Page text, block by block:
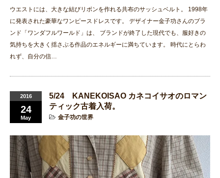
ウエストには、大きな結びリボンを作れる共布のサッシュベルト。 1998年
に発表された豪華なワンピースドレスです。 デザイナー金子功さんのブラ
ンド「ワンダフルワールド」は、 ブランドが終了した現代でも、服好きの
気持ちを大きく揺さぶる作品のエネルギーに満ちています。 時代にとらわ
れず、自分の信…
2016
24
May
5/24 KANEKOISAO カネコイサオのロマン
ティック古着入荷。
金子功の世界